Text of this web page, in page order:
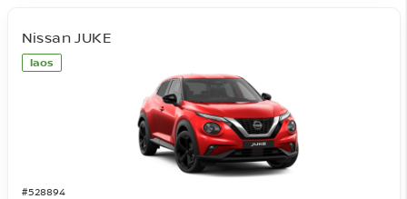
laos
#528894
Nissan JUKE